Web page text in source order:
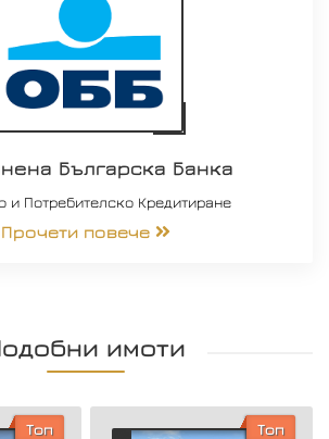
Българска Банка
и Потребителско Кредитиране
Прочети повече
имоти
Топ Топ